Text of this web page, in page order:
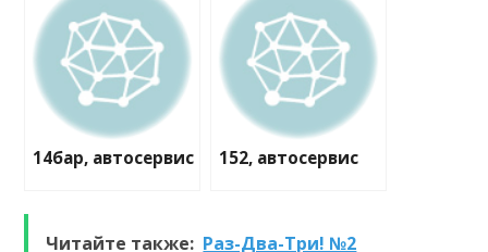
14бар, автосервис 152, автосервис
Читайте также: Раз-Два-Три! №2